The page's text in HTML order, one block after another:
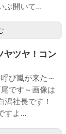
ぶ開いて...
ヤツヤ！コン
び嵐が来た～
です～画像は
潟社長です！
すよ...